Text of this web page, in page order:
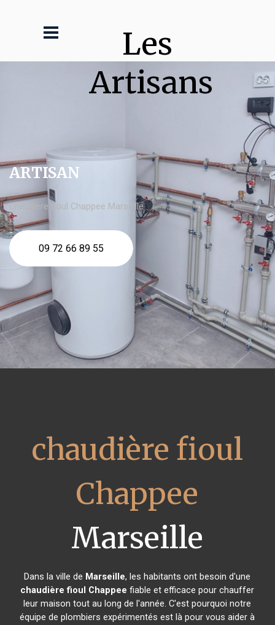
Les
Artisans
ARTISAN
chaudière fioul Chappee Marseille
09 72 66 89 55
chaudière fioul
Chappee
Marseille
Dans la ville de Marseille, les habitants ont besoin d'une
chaudière fioul Chappee fiable et efficace pour chauffer
leur maison tout au long de l'année. C'est pourquoi notre
équipe de plombiers expérimentés est là pour vous aider à